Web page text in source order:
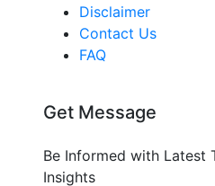
Disclaimer
Contact Us
FAQ
Get Message
Be Informed with Latest
Insights